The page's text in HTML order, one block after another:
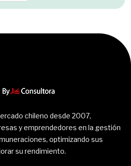
chileno desde 2007,
y emprendedores en la gestión
optimizando sus
su rendimiento.